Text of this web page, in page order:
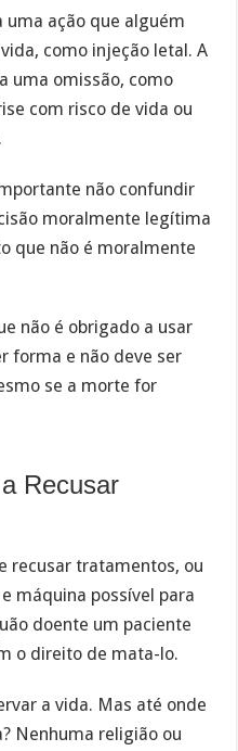
uma ação que alguém
como injeção letal. A
uma omissão, como
com risco de vida ou
não confundir
moralmente legítima
que não é moralmente
não é obrigado a usar
forma e não deve ser
se a morte for
Recusar
recusar tratamentos, ou
máquina possível para
doente um paciente
o direito de mata-lo.
a vida. Mas até onde
Nenhuma religião ou